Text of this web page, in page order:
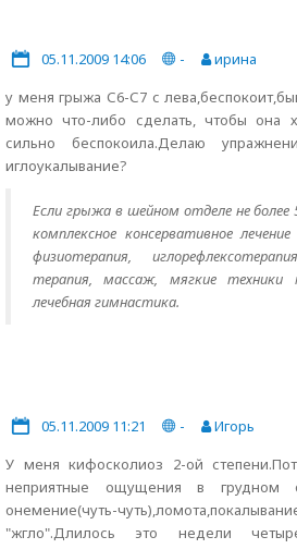
05.11.2009 14:06 -
ирина
у меня грыжа С6-С7 с
можно что-либо сделать, чтобы она
сильно беспокоила.Делаю
иглоукалывание?
Если грыжа в шейном отделе не
комплексное консервативное
физиотерапия,
терапия, массаж, мягкие техники
лечебная гимнастика.
05.11.2009 11:21 -
Игорь
У меня кифосколиоз 2-ой
неприятные ощущения в грудном
онемение(чуть-
"жгло".Длилось это недели